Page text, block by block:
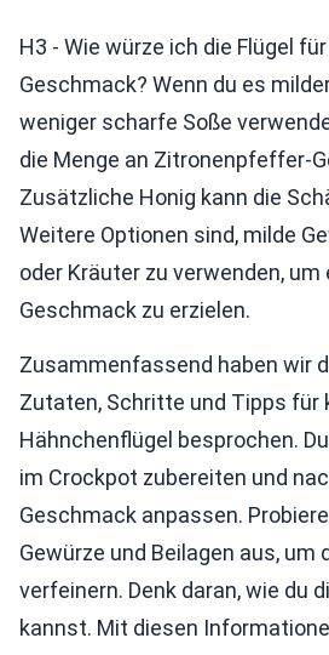
H3 - Wie würze ich die Flügel
Geschmack? Wenn du es
weniger scharfe Soße
die Menge an Zitronenpfeffer-
Zusätzliche Honig kann die
Weitere Optionen sind, milde
oder Kräuter zu verwenden,
Geschmack zu erzielen.
Zusammenfassend haben wir
Zutaten, Schritte und Tipps für
Hähnchenflügel besprochen.
im Crockpot zubereiten und
Geschmack anpassen.
Gewürze und Beilagen aus, um
verfeinern. Denk daran, wie du
kannst. Mit diesen